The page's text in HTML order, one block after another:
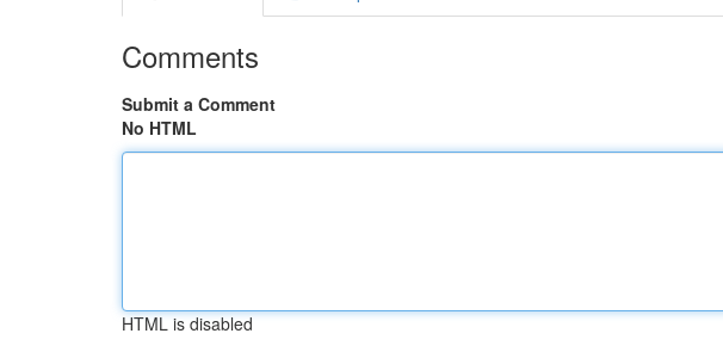
Comments
Submit a Comment
No HTML
HTML is disabled